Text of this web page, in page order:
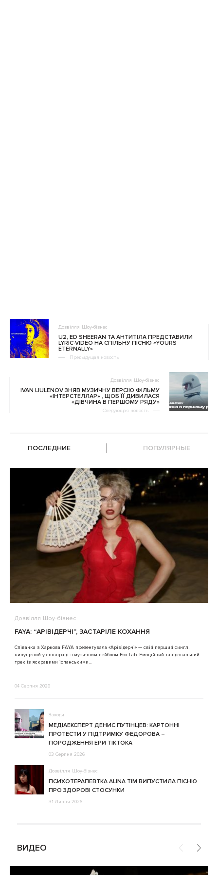
Дозвілля Шоу-бізнес
U2, ED SHEERAN ТА АНТИТІЛА ПРЕДСТАВИЛИ
LYRIC-VIDEO НА СПІЛЬНУ ПІСНЮ «YOURS
ETERNALLY»
Предыдущая новость
Дозвілля Шоу-бізнес
IVAN LIULENOV ЗНЯВ МУЗИЧНУ ВЕРСІЮ ФІЛЬМУ
«ІНТЕРСТЕЛЛАР» , ЩОБ ЇЇ ДИВИЛАСЯ
«ДІВЧИНА В ПЕРШОМУ РЯДУ»
Следующая новость
ПОСЛЕДНИЕ ПОПУЛЯРНЫЕ
Дозвілля Шоу-бізнес
FAYA: “АРІВІДЕРЧІ”, ЗАСТАРІЛЕ КОХАННЯ
Співачка з Харкова FAYA презентувала «Арівідерчі» — свій перший сингл,
випущений у співпраці з музичним лейблом Fox Lab. Емоційний танцювальний
трек із яскравими іспанськими...
04 Серпня 2026
Заходи
МЕДІАЕКСПЕРТ ДЕНИС ПУТІНЦЕВ: КАРТОННІ
ПРОТЕСТИ У ПІДТРИМКУ ФЕДОРОВА –
ПОРОДЖЕННЯ ЕРИ ТІКТОКА
03 Серпня 2026
Дозвілля Шоу-бізнес
ПСИХОТЕРАПЕВТКА ALINA TIM ВИПУСТИЛА ПІСНЮ
ПРО ЗДОРОВІ СТОСУНКИ
31 Липня 2026
ВИДЕО